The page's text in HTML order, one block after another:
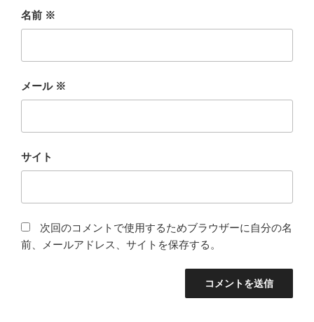
名前 ※
メール ※
サイト
次回のコメントで使用するためブラウザーに自分の名
前、メールアドレス、サイトを保存する。